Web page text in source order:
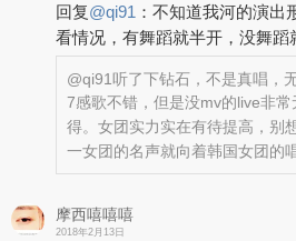
回复@qi91 ： 不知道我河的演出
看情况，有舞蹈就半开，没舞蹈
@qi91听了下钻石，不是真唱，
7感歌不错，但是没mv的live非
得。女团实力实在有待提高，别
一女团的名声就向着韩国女团的
摩西嘻嘻嘻
2018年2月13日